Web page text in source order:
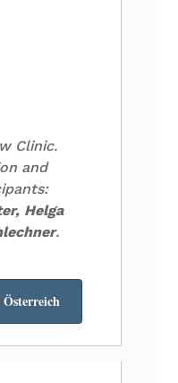
Clinic.
and
Helga
.
Österreich